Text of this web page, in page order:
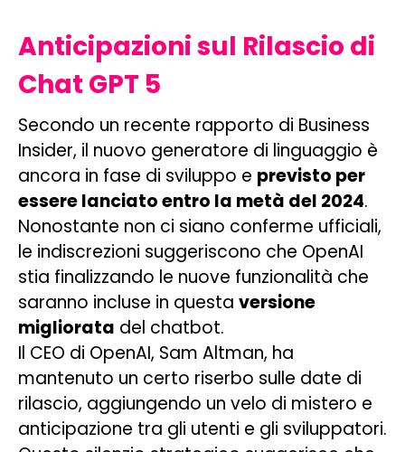
Anticipazioni sul Rilascio di
Chat GPT 5
Secondo un recente rapporto di Business
Insider, il nuovo generatore di linguaggio è
ancora in fase di sviluppo e previsto per
essere lanciato entro la metà del 2024.
Nonostante non ci siano conferme ufficiali,
le indiscrezioni suggeriscono che OpenAI
stia finalizzando le nuove funzionalità che
saranno incluse in questa versione
migliorata del chatbot.
Il CEO di OpenAI, Sam Altman, ha
mantenuto un certo riserbo sulle date di
rilascio, aggiungendo un velo di mistero e
anticipazione tra gli utenti e gli sviluppatori.